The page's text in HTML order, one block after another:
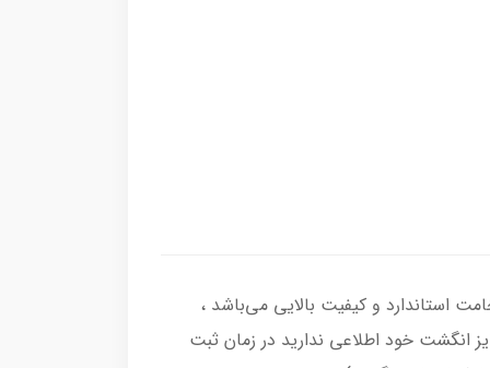
نقره اصل با عیار بین المللی 925 ساخته شده و دارای ضخامت استاندارد و کیفیت بالایی می‌باشد ،
انگشت خود اطلاعی ندارید در زمان ثبت